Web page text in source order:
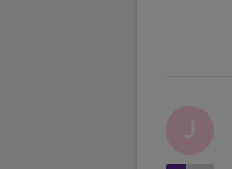
J